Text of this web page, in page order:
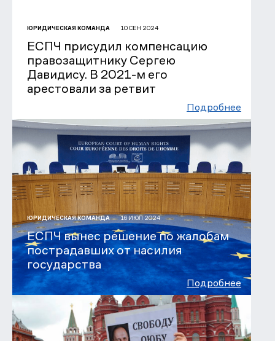
ЮРИДИЧЕСКАЯ КОМАНДА 10 СЕН 2024
ЕСПЧ присудил компенсацию
правозащитнику Сергею
Давидису. В 2021-м его
арестовали за ретвит
Подробнее
ЮРИДИЧЕСКАЯ КОМАНДА 16 ИЮЛ 2024
ЕСПЧ вынес решение по жалобам
пострадавших от насилия
государства
Подробнее